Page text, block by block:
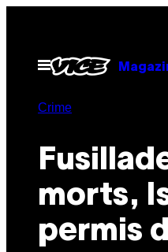
contentOpen
Menu
Crime
morts,
permis